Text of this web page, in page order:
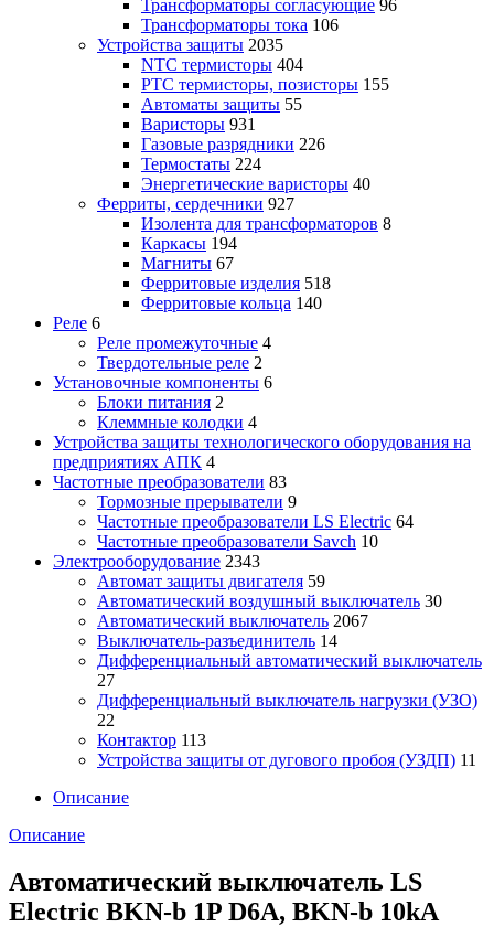
Трансформаторы согласующие 96
Трансформаторы тока 106
Устройства защиты 2035
NTC термисторы 404
PTC термисторы, позисторы 155
Автоматы защиты 55
Варисторы 931
Газовые разрядники 226
Термостаты 224
Энергетические варисторы 40
Ферриты, сердечники 927
Изолента для трансформаторов 8
Каркасы 194
Магниты 67
Ферритовые изделия 518
Ферритовые кольца 140
Реле 6
Реле промежуточные 4
Твердотельные реле 2
Установочные компоненты 6
Блоки питания 2
Клеммные колодки 4
Устройства защиты технологического оборудования на
предприятиях АПК 4
Частотные преобразователи 83
Тормозные прерыватели 9
Частотные преобразователи LS Electric 64
Частотные преобразователи Savch 10
Электрооборудование 2343
Автомат защиты двигателя 59
Автоматический воздушный выключатель 30
Автоматический выключатель 2067
Выключатель-разъединитель 14
Дифференциальный автоматический выключатель
27
Дифференциальный выключатель нагрузки (УЗО)
22
Контактор 113
Устройства защиты от дугового пробоя (УЗДП) 11
Описание
Описание
Автоматический выключатель LS
Electric BKN-b 1P D6A, BKN-b 10kA